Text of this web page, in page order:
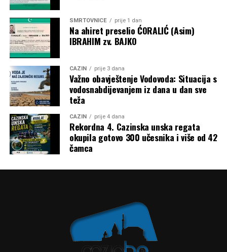
SMRTOVNICE prije 1 dan
Na ahiret preselio ĆORALIĆ (Asim)
IBRAHIM zv. BAJKO
CAZIN prije 3 dana
Važno obavještenje Vodovoda: Situacija s
vodosnabdijevanjem iz dana u dan sve
teža
CAZIN prije 4 dana
Rekordna 4. Cazinska unska regata
okupila gotovo 300 učesnika i više od 42
čamca